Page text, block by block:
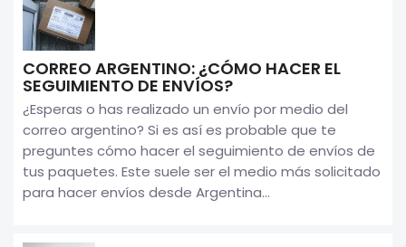
CORREO ARGENTINO: ¿CÓMO HACER EL
SEGUIMIENTO DE ENVÍOS?
¿Esperas o has realizado un envío por medio del
correo argentino? Si es así es probable que te
preguntes cómo hacer el seguimiento de envíos de
tus paquetes. Este suele ser el medio más solicitado
para hacer envíos desde Argentina...